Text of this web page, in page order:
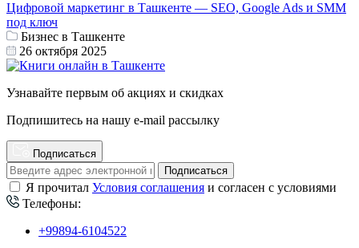
Цифровой маркетинг в Ташкенте — SEO, Google Ads и SMM
под ключ
Бизнес в Ташкенте
26 октября 2025
Узнавайте первым об акциях и скидках
Подпишитесь на нашу e-mail рассылку
Подписаться
Подписаться
Я прочитал Условия соглашения и согласен с условиями
Телефоны:
+99894-6104522